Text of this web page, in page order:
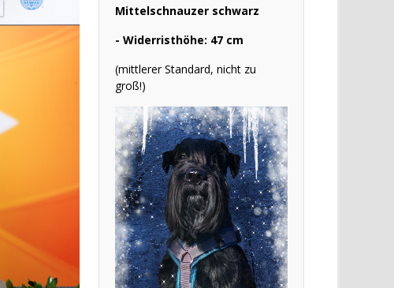
Mittelschnauzer schwarz
- Widerristhöhe: 47 cm
(mittlerer Standard, nicht zu
groß!)